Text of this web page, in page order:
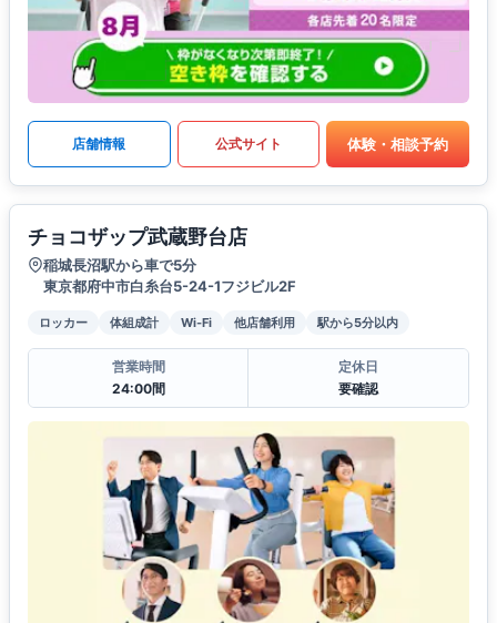
店舗情報 公式サイト 体験・相談予約
チョコザップ武蔵野台店
稲城長沼駅から車で5分
東京都府中市白糸台5-24-1フジビル2F
ロッカー 体組成計 Wi-Fi 他店舗利用 駅から5分以内
営業時間
24:00間
定休日
要確認